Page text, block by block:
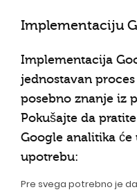
Implementaciju
Implementacija
jednostavan
posebno znanje iz
Pokušajte da
Google analitika
upotrebu:
Pre svega potrebno je